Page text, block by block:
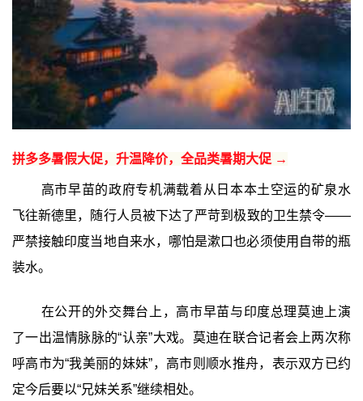
拼多多暑假大促，升温降价，全品类暑期大促 →
高市早苗的政府专机满载着从日本本土空运的矿泉水
飞往新德里，随行人员被下达了严苛到极致的卫生禁令——
严禁接触印度当地自来水，哪怕是漱口也必须使用自带的瓶
装水。
在公开的外交舞台上，高市早苗与印度总理莫迪上演
了一出温情脉脉的“认亲”大戏。莫迪在联合记者会上两次称
呼高市为“我美丽的妹妹”，高市则顺水推舟，表示双方已约
定今后要以“兄妹关系”继续相处。